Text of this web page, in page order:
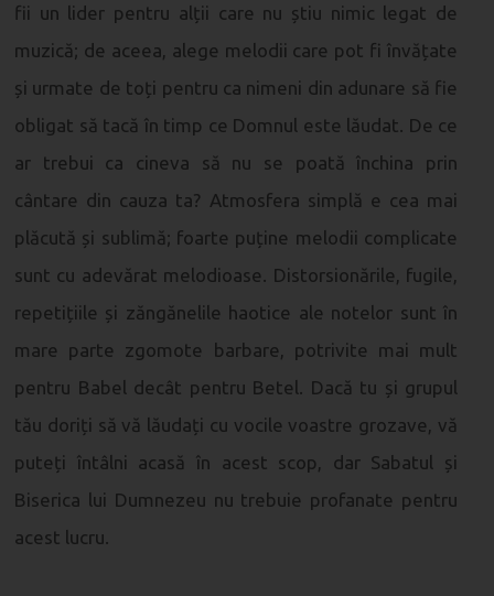
fii un lider pentru alții care nu știu nimic legat de
muzică; de aceea, alege melodii care pot fi învățate
și urmate de toți pentru ca nimeni din adunare să fie
obligat să tacă în timp ce Domnul este lăudat. De ce
ar trebui ca cineva să nu se poată închina prin
cântare din cauza ta? Atmosfera simplă e cea mai
plăcută și sublimă; foarte puține melodii complicate
sunt cu adevărat melodioase. Distorsionările, fugile,
repetițiile și zăngănelile haotice ale notelor sunt în
mare parte zgomote barbare, potrivite mai mult
pentru Babel decât pentru Betel. Dacă tu și grupul
tău doriți să vă lăudați cu vocile voastre grozave, vă
puteți întâlni acasă în acest scop, dar Sabatul și
Biserica lui Dumnezeu nu trebuie profanate pentru
acest lucru.